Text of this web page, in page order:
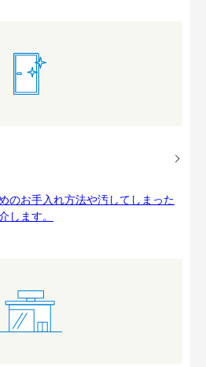
のお手入れ方法や汚してしまった
します。